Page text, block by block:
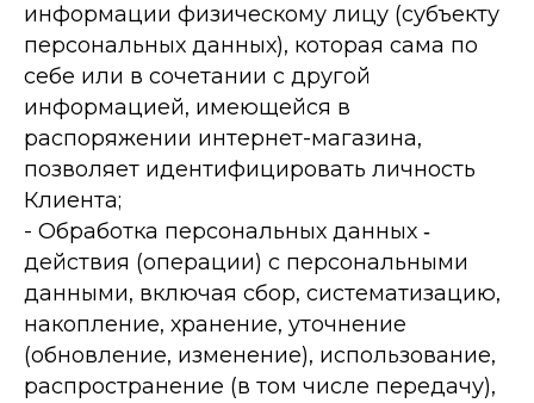
информации физическому лицу (субъекту
персональных данных), которая сама по
себе или в сочетании с другой
информацией, имеющейся в
распоряжении интернет-­магазина,
позволяет идентифицировать личность
Клиента;
-­ Обработка персональных данных ‐
действия (операции) с персональными
данными, включая сбор, систематизацию,
накопление, хранение, уточнение
(обновление, изменение), использование,
распространение (в том числе передачу),